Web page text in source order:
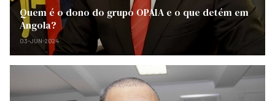
Quem é o dono do grupo OPAIA e o que detém em
Angola?
03-JUN-2024